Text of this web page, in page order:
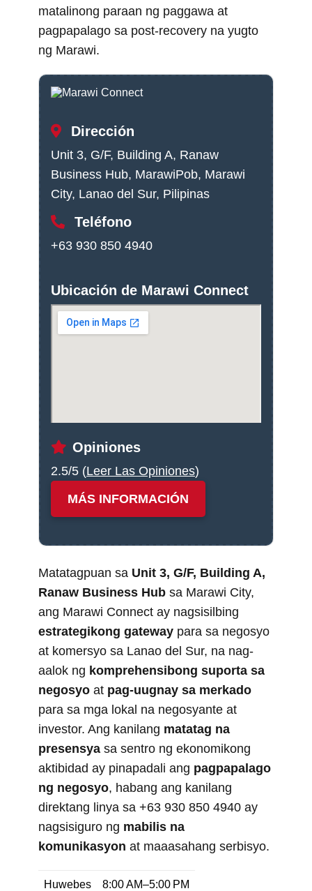
matalinong paraan ng paggawa at
pagpapalago sa post-recovery na yugto
ng Marawi.
Dirección
Unit 3, G/F, Building A, Ranaw
Business Hub, MarawiPob, Marawi
City, Lanao del Sur, Pilipinas
Teléfono
+63 930 850 4940
Ubicación de Marawi Connect
Opiniones
2.5/5 (Leer Las Opiniones)
MÁS INFORMACIÓN
Matatagpuan sa Unit 3, G/F, Building A,
Ranaw Business Hub sa Marawi City,
ang Marawi Connect ay nagsisilbing
estrategikong gateway para sa negosyo
at komersyo sa Lanao del Sur, na nag-
aalok ng komprehensibong suporta sa
negosyo at pag-uugnay sa merkado
para sa mga lokal na negosyante at
investor. Ang kanilang matatag na
presensya sa sentro ng ekonomikong
aktibidad ay pinapadali ang pagpapalago
ng negosyo, habang ang kanilang
direktang linya sa +63 930 850 4940 ay
nagsisiguro ng mabilis na
komunikasyon at maaasahang serbisyo.
Huwebes 8:00 AM–5:00 PM